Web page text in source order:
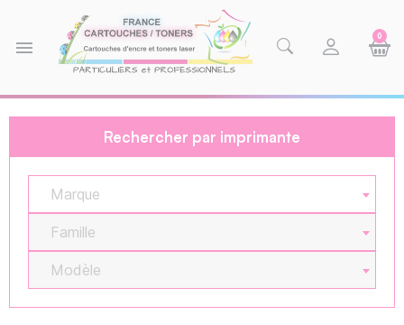
menu
0
Rechercher par imprimante
Marque
Famille
Modèle